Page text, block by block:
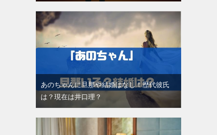
あのちゃんに旦那や結婚はなし！歴代彼氏
は？現在は井口理？